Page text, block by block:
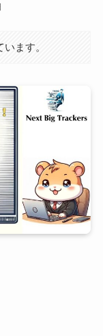
ます。